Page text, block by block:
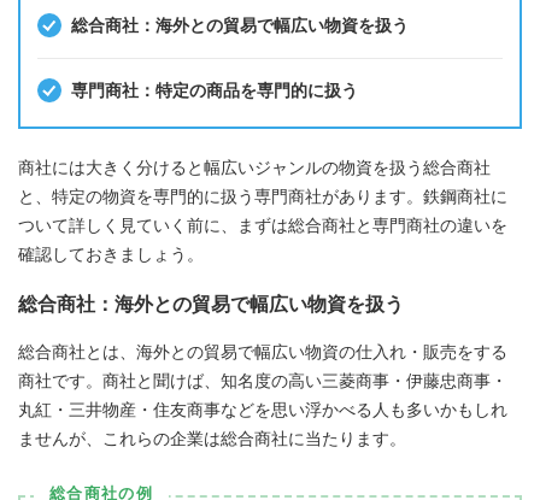
総合商社：海外との貿易で幅広い物資を扱う
専門商社：特定の商品を専門的に扱う
商社には大きく分けると幅広いジャンルの物資を扱う総合商社
と、特定の物資を専門的に扱う専門商社があります。鉄鋼商社に
ついて詳しく見ていく前に、まずは総合商社と専門商社の違いを
確認しておきましょう。
総合商社：海外との貿易で幅広い物資を扱う
総合商社とは、海外との貿易で幅広い物資の仕入れ・販売をする
商社です。商社と聞けば、知名度の高い三菱商事・伊藤忠商事・
丸紅・三井物産・住友商事などを思い浮かべる人も多いかもしれ
ませんが、これらの企業は総合商社に当たります。
総合商社の例